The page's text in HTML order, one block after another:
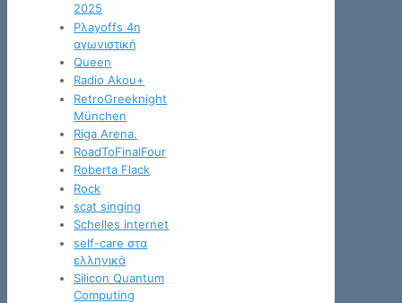
2025
Pλayoffs 4η
αγωνιστική
Queen
Radio Akou+
RetroGreeknight
München
Riga Arena.
RoadToFinalFour
Roberta Flack
Rock
scat singing
Schelles internet
self-care στα
ελληνικά
Silicon Quantum
Computing